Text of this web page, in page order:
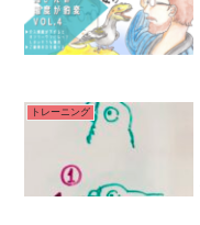
トレーニング